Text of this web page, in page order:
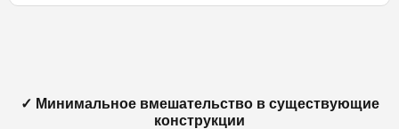
✓ Минимальное вмешательство в существующие
конструкции